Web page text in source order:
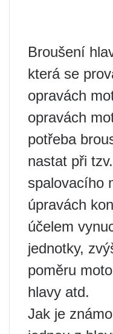
Broušení
která se
opravách
opravách
potřeba
nastat při
spalovacího
úpravách
účelem
jednotky,
poměru
hlavy atd.
Jak je